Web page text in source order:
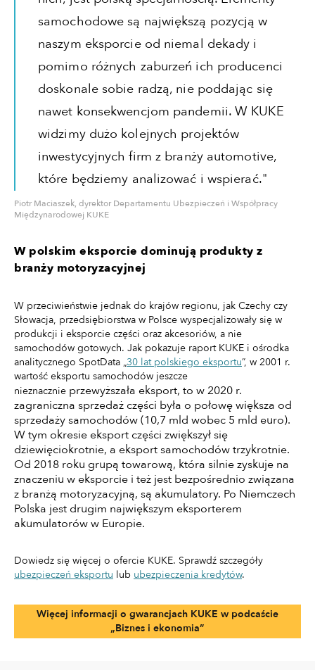
samochodowe są największą pozycją w
naszym eksporcie od niemal dekady i
pomimo różnych zaburzeń ich producenci
doskonale sobie radzą, nie poddając się
nawet konsekwencjom pandemii. W KUKE
widzimy dużo kolejnych projektów
inwestycyjnych firm z branży automotive,
które będziemy analizować i wspierać."
Piotr Maciaszek, dyrektor Departamentu Ubezpieczeń i Współpracy
Międzynarodowej KUKE
W polskim eksporcie dominują produkty z
branży motoryzacyjnej
W przeciwieństwie jednak do krajów regionu, jak Czechy czy
Słowacja, przedsiębiorstwa w Polsce wyspecjalizowały się w
produkcji i eksporcie części oraz akcesoriów, a nie
samochodów gotowych. Jak pokazuje raport KUKE i ośrodka
analitycznego SpotData „30 lat polskiego eksportu”, w 2001 r.
wartość eksportu samochodów jeszcze
nieznacznie przewyższała eksport, to w 2020 r.
zagraniczna sprzedaż części była o połowę większa od
sprzedaży samochodów (10,7 mld wobec 5 mld euro).
W tym okresie eksport części zwiększył się
dziewięciokrotnie, a eksport samochodów trzykrotnie.
Od 2018 roku grupą towarową, która silnie zyskuje na
znaczeniu w eksporcie i też jest bezpośrednio związana
z branżą motoryzacyjną, są akumulatory. Po Niemczech
Polska jest drugim największym eksporterem
akumulatorów w Europie.
Dowiedz się więcej o ofercie KUKE. Sprawdź szczegóły
ubezpieczeń eksportu lub ubezpieczenia kredytów.
Więcej informacji o gwarancjach KUKE w podcaście
„Biznes i ekonomia”